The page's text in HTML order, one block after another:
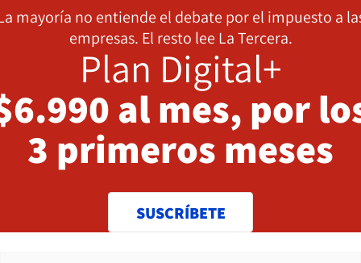
mayoría no entiende el debate por el impuesto a
empresas. El resto lee La Tercera.
Plan Digital+
al mes, por
3 primeros meses
SUSCRÍBETE